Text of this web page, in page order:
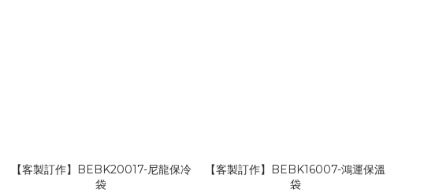
【客製訂作】BEBK20017-尼龍保冷
袋
【客製訂作】BEBK16007-鴻運保溫
袋